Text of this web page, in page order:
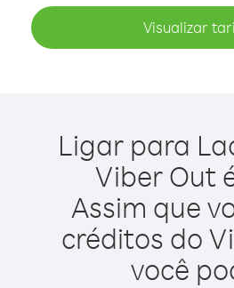
Visualizar
Ligar para
Viber Out
Assim que
créditos do
você